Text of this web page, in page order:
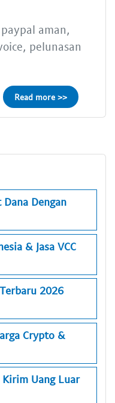
aman,
pelunasan
Read more >>
Dengan
& Jasa VCC
2026
Crypto &
Uang Luar